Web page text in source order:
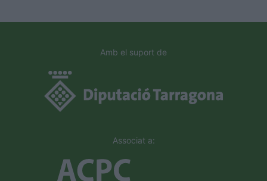
Amb el suport de
Associat a: